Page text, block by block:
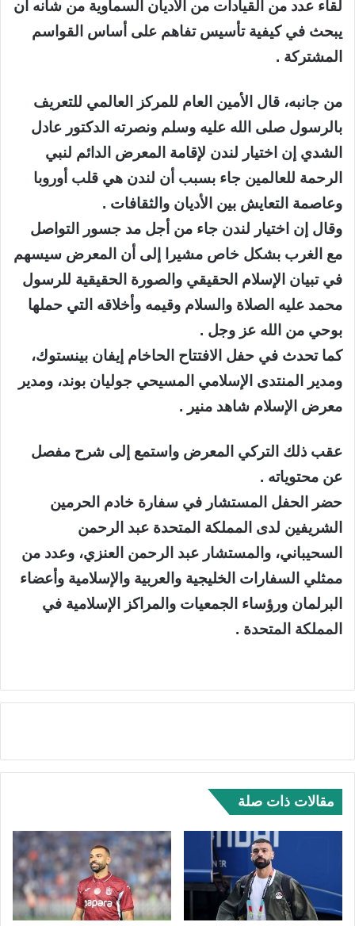
لقاء عدد من القيادات من الأديان السماوية من شأنه أن
يبحث في كيفية تأسيس تفاهم على أساس القواسم
المشتركة .
من جانبه، قال الأمين العام للمركز العالمي للتعريف
بالرسول صلى الله عليه وسلم ونصرته الدكتور عادل
الشدي إن اختيار لندن لإقامة المعرض الدائم لنبي
الرحمة للعالمين جاء بسبب أن لندن هي قلب أوروبا
وعاصمة التعايش بين الأديان والثقافات .
وقال إن اختيار لندن جاء من أجل مد جسور التواصل
مع الغرب بشكل خاص مشيرا إلى أن المعرض سيسهم
في تبيان الإسلام الحقيقي والصورة الحقيقية للرسول
محمد عليه الصلاة والسلام وقيمه وأخلاقه التي حملها
بوحي من الله عز وجل .
كما تحدث في حفل الافتتاح الحاخام إيفان بينستوك،
ومدير المنتدى الإسلامي المسيحي جوليان بوند، ومدير
معرض الإسلام شاهد منير .
عقب ذلك التركي المعرض واستمع إلى شرح مفصل
عن محتوياته .
حضر الحفل المستشار في سفارة خادم الحرمين
الشريفين لدى المملكة المتحدة عبد الرحمن
السحيباني، والمستشار عبد الرحمن العنزي، وعدد من
ممثلي السفارات الخليجية والعربية والإسلامية وأعضاء
البرلمان ورؤساء الجمعيات والمراكز الإسلامية في
المملكة المتحدة .
مقالات ذات صلة